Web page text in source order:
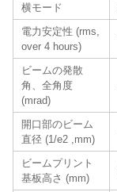
横モード
電力安定性 (rms,
over 4 hours)
ビームの発散
角、全角度
(mrad)
開口部のビーム
直径 (1/e2 ,mm)
ビームプリント
基板高さ (mm)